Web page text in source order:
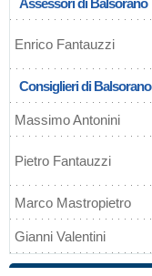
Assessori di Balsorano
Enrico Fantauzzi
Consiglieri di Balsorano
Massimo Antonini
Pietro Fantauzzi
Marco Mastropietro
Gianni Valentini